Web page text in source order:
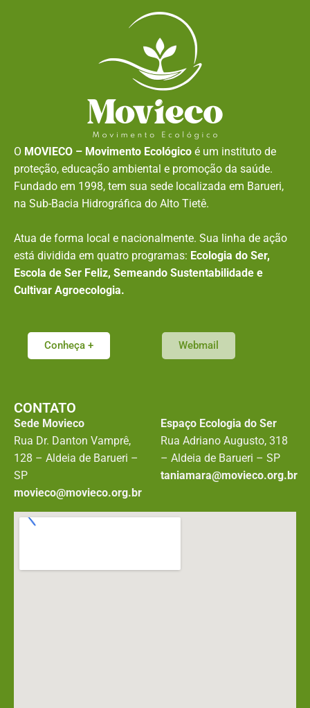
O MOVIECO – Movimento Ecológico é um instituto de
proteção, educação ambiental e promoção da saúde.
Fundado em 1998, tem sua sede localizada em Barueri,
na Sub-Bacia Hidrográfica do Alto Tietê.
Atua de forma local e nacionalmente. Sua linha de ação
está dividida em quatro programas: Ecologia do Ser,
Escola de Ser Feliz, Semeando Sustentabilidade e
Cultivar Agroecologia.
Conheça + Webmail
CONTATO
Sede Movieco
Rua Dr. Danton Vamprê,
128 – Aldeia de Barueri –
SP
movieco@movieco.org.br
Espaço Ecologia do Ser
Rua Adriano Augusto, 318
– Aldeia de Barueri – SP
taniamara@movieco.org.br